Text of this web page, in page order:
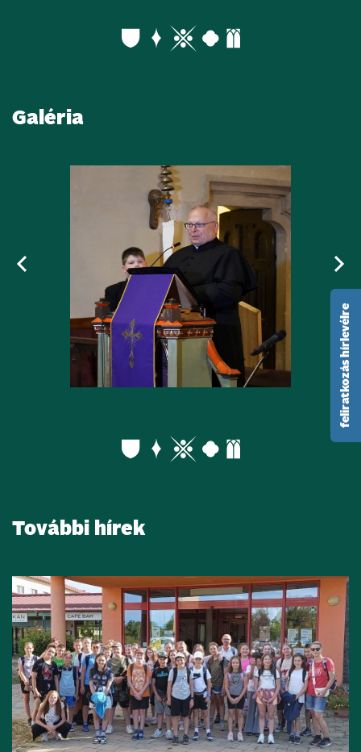
Galéria
További hírek
feliratkozás hírlevélre